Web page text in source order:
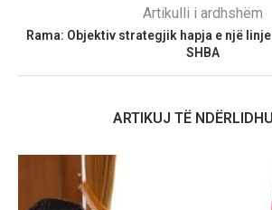
Artikulli i ardhshëm
Rama: Objektiv strategjik hapja e një
SHBA
ARTIKUJ TË